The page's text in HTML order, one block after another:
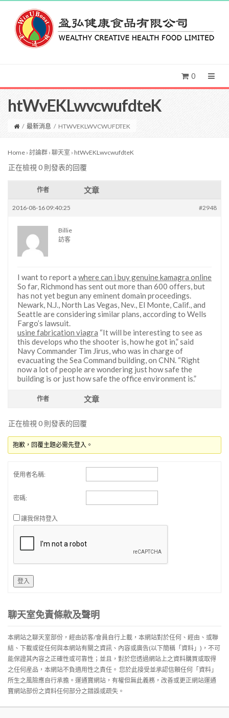
0
htWvEKLwvcwufdteK
/ 最新消息 / HTWVEKLWVCWUFDTEK
Home › 討論群 › 聊天室 › htWvEKLwvcwufdteK
正在檢視 0 則發表的回覆
作者 文章
2016-08-16 09:40:25 #2948
Billie
訪客
I want to report a where can i buy genuine kamagra online
So far, Richmond has sent out more than 600 offers, but
has not yet begun any eminent domain proceedings.
Newark, N.J., North Las Vegas, Nev., El Monte, Calif., and
Seattle are considering similar plans, according to Wells
Fargo’s lawsuit.
usine fabrication viagra “It will be interesting to see as
this develops who the shooter is, how he got in,” said
Navy Commander Tim Jirus, who was in charge of
evacuating the Sea Command building, on CNN. “Right
now a lot of people are wondering just how safe the
building is or just how safe the office environment is.”
作者 文章
正在檢視 0 則發表的回覆
抱歉，回覆主題必需先登入。
使用者名稱:
密碼:
讓我保持登入
登入
聊天室免責條款及聲明
本網站之聊天室部份，經由訪客/會員自行上載，本網站對於任何、經由、或聯
結、下載或從任何與本網站有關之資訊、內容或廣告(以下簡稱「資料」)，不可
能保證其內容之正確性或可靠性；並且，對於您透過網站上之資料購買或取得
之任何産品，本網站不負適用性之責任。 您於此接受並承認信賴任何「資料」
所生之風險應自行承擔。運通寶網站，有權但無此義務，改善或更正網站運通
寶網站部份之資料任何部分之錯誤或疏失。